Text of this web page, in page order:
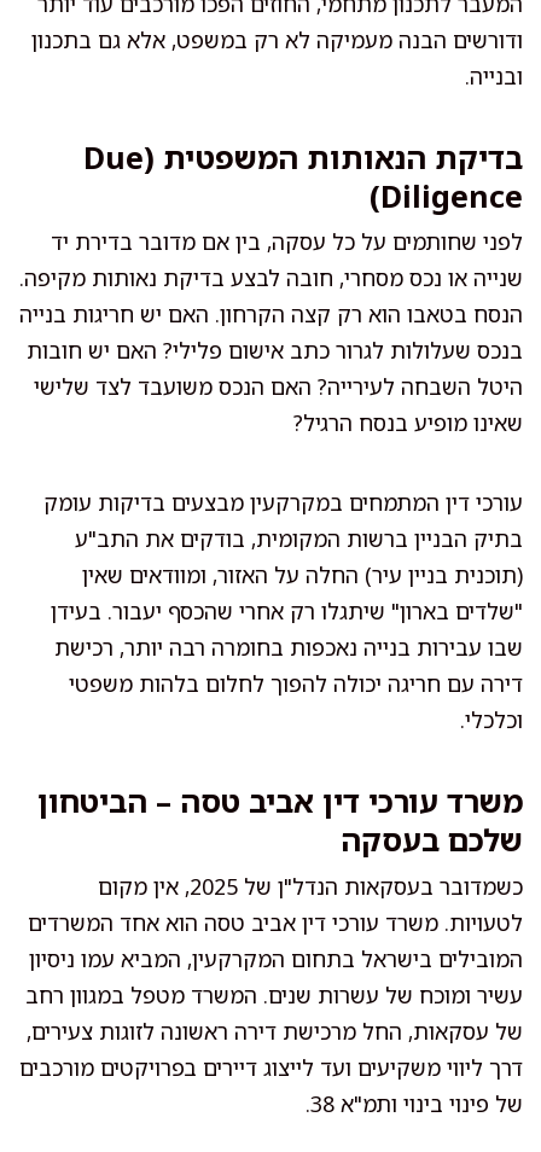
ודורשים הבנה מעמיקה לא רק במשפט, אלא גם בתכנון
ובנייה.
בדיקת הנאותות המשפטית (Due
Diligence)
לפני שחותמים על כל עסקה, בין אם מדובר בדירת יד
שנייה או נכס מסחרי, חובה לבצע בדיקת נאותות מקיפה.
הנסח בטאבו הוא רק קצה הקרחון. האם יש חריגות בנייה
בנכס שעלולות לגרור כתב אישום פלילי? האם יש חובות
היטל השבחה לעירייה? האם הנכס משועבד לצד שלישי
שאינו מופיע בנסח הרגיל?
עורכי דין המתמחים במקרקעין מבצעים בדיקות עומק
בתיק הבניין ברשות המקומית, בודקים את התב"ע
(תוכנית בניין עיר) החלה על האזור, ומוודאים שאין
"שלדים בארון" שיתגלו רק אחרי שהכסף יעבור. בעידן
שבו עבירות בנייה נאכפות בחומרה רבה יותר, רכישת
דירה עם חריגה יכולה להפוך לחלום בלהות משפטי
וכלכלי.
משרד עורכי דין אביב טסה – הביטחון
שלכם בעסקה
כשמדובר בעסקאות הנדל"ן של 2025, אין מקום
לטעויות. משרד עורכי דין אביב טסה הוא אחד המשרדים
המובילים בישראל בתחום המקרקעין, המביא עמו ניסיון
עשיר ומוכח של עשרות שנים. המשרד מטפל במגוון רחב
של עסקאות, החל מרכישת דירה ראשונה לזוגות צעירים,
דרך ליווי משקיעים ועד לייצוג דיירים בפרויקטים מורכבים
של פינוי בינוי ותמ"א 38.